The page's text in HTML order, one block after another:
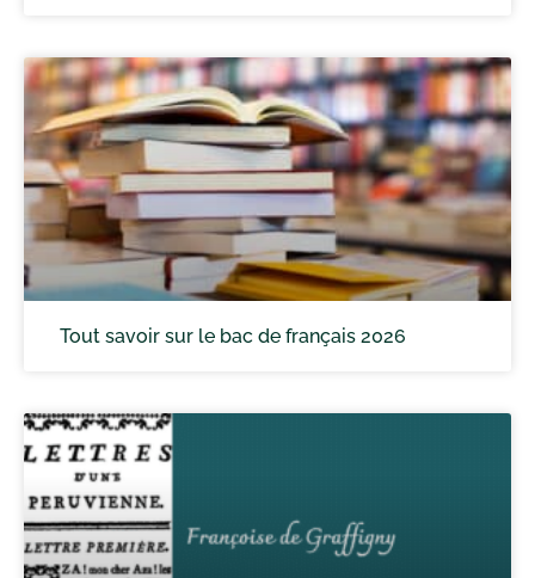
Tout savoir sur le bac de français 2026